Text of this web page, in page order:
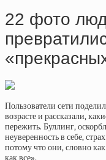
22 фото
Пользователи сети
возрасте и рассказали,
пережить. Буллинг,
неуверенность в себе,
потому что они, словно
как все».